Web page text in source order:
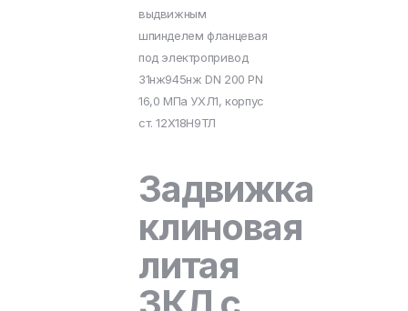
выдвижным
шпинделем фланцевая
под электропривод
31нж945нж DN 200 PN
16,0 МПа УХЛ1, корпус
ст. 12Х18Н9ТЛ
Задвижка
клиновая
литая